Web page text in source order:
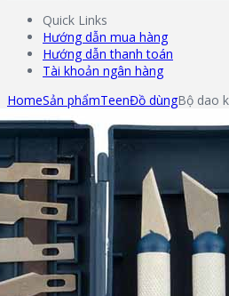
Quick Links
Hướng dẫn mua hàng
Hướng dẫn thanh toán
Tài khoản ngân hàng
HomeSản phẩmTeenĐồ dùngBộ dao